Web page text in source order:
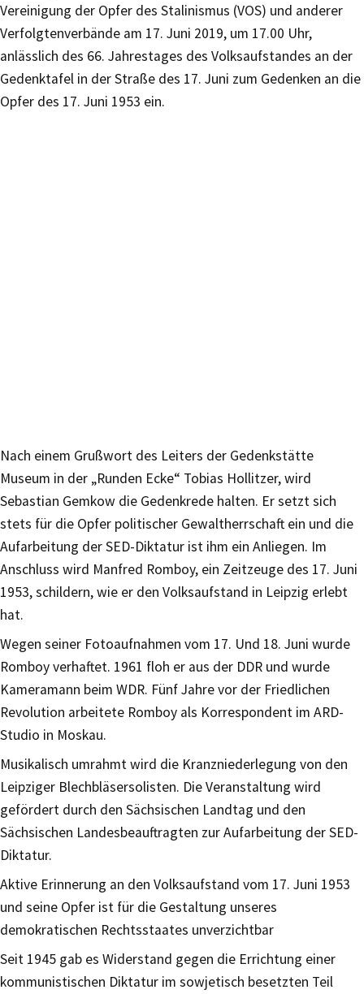
Vereinigung der Opfer des Stalinismus (VOS) und anderer
Verfolgtenverbände am 17. Juni 2019, um 17.00 Uhr,
anlässlich des 66. Jahrestages des Volksaufstandes an der
Gedenktafel in der Straße des 17. Juni zum Gedenken an die
Opfer des 17. Juni 1953 ein.
Nach einem Grußwort des Leiters der Gedenkstätte
Museum in der „Runden Ecke“ Tobias Hollitzer, wird
Sebastian Gemkow die Gedenkrede halten. Er setzt sich
stets für die Opfer politischer Gewaltherrschaft ein und die
Aufarbeitung der SED-Diktatur ist ihm ein Anliegen. Im
Anschluss wird Manfred Romboy, ein Zeitzeuge des 17. Juni
1953, schildern, wie er den Volksaufstand in Leipzig erlebt
hat.
Wegen seiner Fotoaufnahmen vom 17. Und 18. Juni wurde
Romboy verhaftet. 1961 floh er aus der DDR und wurde
Kameramann beim WDR. Fünf Jahre vor der Friedlichen
Revolution arbeitete Romboy als Korrespondent im ARD-
Studio in Moskau.
Musikalisch umrahmt wird die Kranzniederlegung von den
Leipziger Blechbläsersolisten. Die Veranstaltung wird
gefördert durch den Sächsischen Landtag und den
Sächsischen Landesbeauftragten zur Aufarbeitung der SED-
Diktatur.
Aktive Erinnerung an den Volksaufstand vom 17. Juni 1953
und seine Opfer ist für die Gestaltung unseres
demokratischen Rechtsstaates unverzichtbar
Seit 1945 gab es Widerstand gegen die Errichtung einer
kommunistischen Diktatur im sowjetisch besetzten Teil